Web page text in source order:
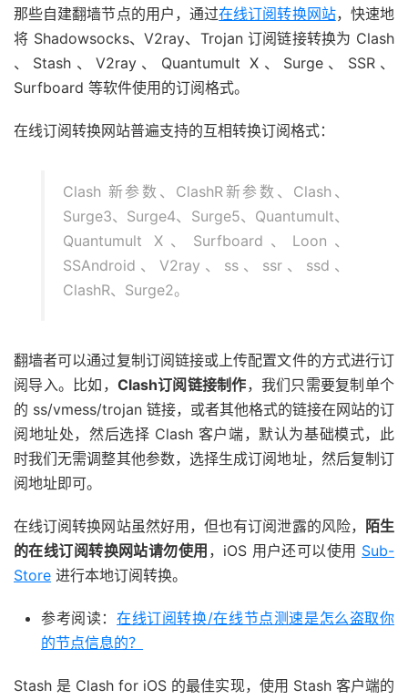
那些自建翻墙节点的用户，通过在线订阅转换网站，快速地
将 Shadowsocks、V2ray、Trojan 订阅链接转换为 Clash
、Stash、V2ray、Quantumult X、Surge、SSR、
Surfboard 等软件使用的订阅格式。
在线订阅转换网站普遍支持的互相转换订阅格式：
Clash 新参数、ClashR新参数、Clash、
Surge3、Surge4、Surge5、Quantumult、
Quantumult X、Surfboard、Loon、
SSAndroid、V2ray、ss、ssr、ssd、
ClashR、Surge2。
翻墙者可以通过复制订阅链接或上传配置文件的方式进行订
阅导入。比如， Clash订阅链接制作，我们只需要复制单个
的 ss/vmess/trojan 链接，或者其他格式的链接在网站的订
阅地址处，然后选择 Clash 客户端，默认为基础模式，此
时我们无需调整其他参数，选择生成订阅地址，然后复制订
阅地址即可。
在线订阅转换网站虽然好用，但也有订阅泄露的风险，
陌生
的在线订阅转换网站请勿使用 ，iOS 用户还可以使用 Sub-
Store 进行本地订阅转换。
参考阅读：在线订阅转换/在线节点测速是怎么盗取你
的节点信息的？
Stash 是 Clash for iOS 的最佳实现，使用 Stash 客户端的